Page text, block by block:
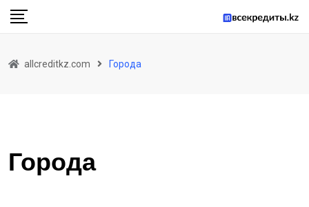
Skip
allcreditkz.com Города
Города